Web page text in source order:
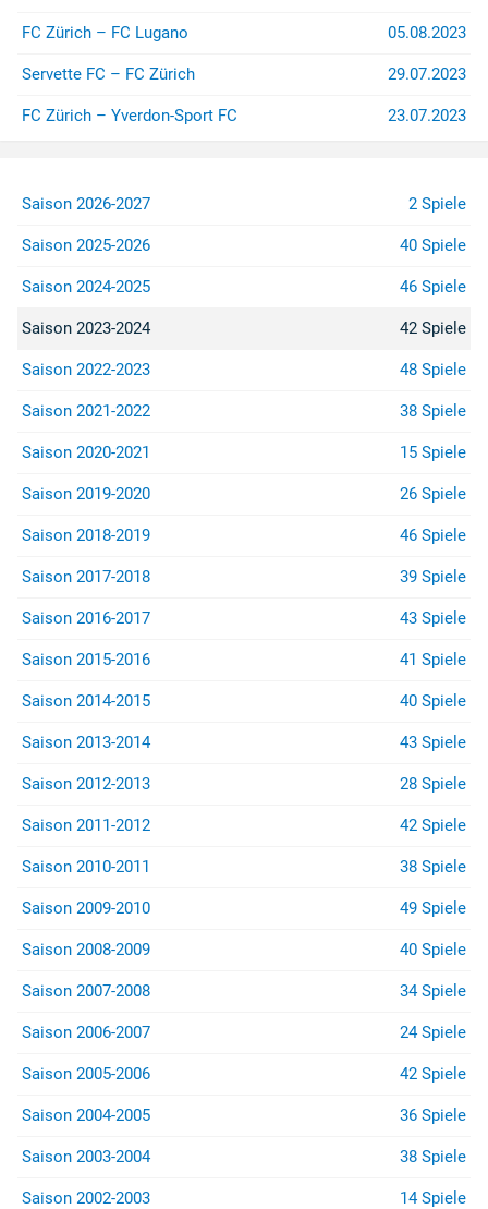
FC Zürich – FC Lugano 05.08.2023
Servette FC – FC Zürich 29.07.2023
FC Zürich – Yverdon-Sport FC 23.07.2023
Saison 2026-2027 2 Spiele
Saison 2025-2026 40 Spiele
Saison 2024-2025 46 Spiele
Saison 2023-2024 42 Spiele
Saison 2022-2023 48 Spiele
Saison 2021-2022 38 Spiele
Saison 2020-2021 15 Spiele
Saison 2019-2020 26 Spiele
Saison 2018-2019 46 Spiele
Saison 2017-2018 39 Spiele
Saison 2016-2017 43 Spiele
Saison 2015-2016 41 Spiele
Saison 2014-2015 40 Spiele
Saison 2013-2014 43 Spiele
Saison 2012-2013 28 Spiele
Saison 2011-2012 42 Spiele
Saison 2010-2011 38 Spiele
Saison 2009-2010 49 Spiele
Saison 2008-2009 40 Spiele
Saison 2007-2008 34 Spiele
Saison 2006-2007 24 Spiele
Saison 2005-2006 42 Spiele
Saison 2004-2005 36 Spiele
Saison 2003-2004 38 Spiele
Saison 2002-2003 14 Spiele